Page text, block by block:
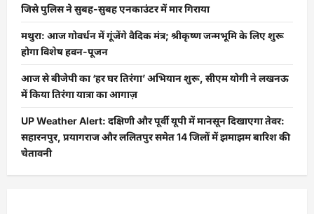
जिसे पुलिस ने सुबह-सुबह एनकाउंटर में मार गिराया
मथुरा: आज गोवर्धन में गूंजेंगे वैदिक मंत्र; श्रीकृष्ण जन्मभूमि के लिए शुरू
होगा विशेष हवन-पूजन
आज से बीजेपी का ‘हर घर तिरंगा’ अभियान शुरू, सीएम योगी ने लखनऊ
में किया तिरंगा यात्रा का आगाज़
UP Weather Alert: दक्षिणी और पूर्वी यूपी में मानसून दिखाएगा तेवर:
सहारनपुर, प्रयागराज और ललितपुर समेत 14 जिलों में झमाझम बारिश की
चेतावनी